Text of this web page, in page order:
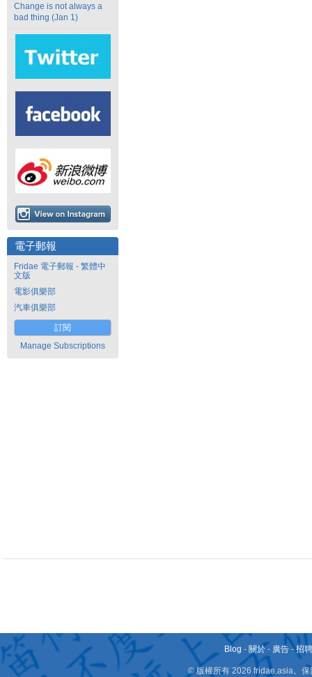
Change is not always a
bad thing (Jan 1)
電子郵報
Fridae 電子郵報 - 繁體中
文版
電影俱樂部
汽車俱樂部
訂閱
Manage Subscriptions
Blog - 關於 - 廣告 -招
© 版權所有 2026 fridae.asia。